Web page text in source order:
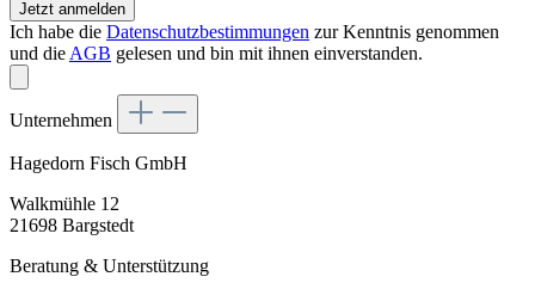
Jetzt anmelden
Ich habe die Datenschutzbestimmungen zur Kenntnis genommen
und die AGB gelesen und bin mit ihnen einverstanden.
Unternehmen
Hagedorn Fisch GmbH
Walkmühle 12
21698 Bargstedt
Beratung & Unterstützung